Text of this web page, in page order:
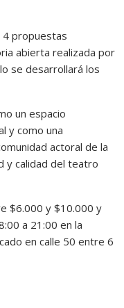
propuestas
abierta realizada por
se desarrollará los
un espacio
y como una
actoral de la
y calidad del teatro
$6.000 y $10.000 y
a 21:00 en la
en calle 50 entre 6